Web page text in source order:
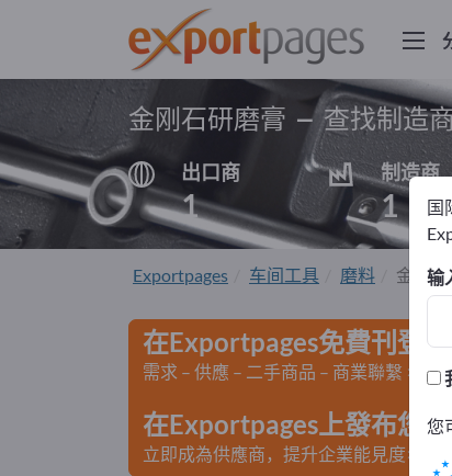
金刚石研磨膏 – 查找制造
出口商
1
制造商
1
Exportpages 车间工具 磨料 金刚
在Exportpages免費刊登
需求 – 供應 – 二手商品 – 商業聯繫 >>
在Exportpages上發布您
立即成為供應商，提升企業能見度>> 點
国
输
您